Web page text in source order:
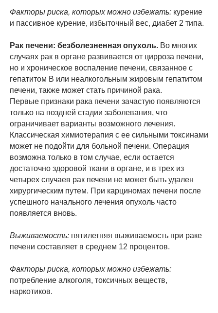
Факторы риска, которых можно избежать: курение
и пассивное курение, избыточный вес, диабет 2 типа.
Рак печени: безболезненная опухоль. Во многих
случаях рак в органе развивается от цирроза печени,
но и хроническое воспаление печени, связанное с
гепатитом В или неалкогольным жировым гепатитом
печени, также может стать причиной рака.
Первые признаки рака печени зачастую появляются
только на поздней стадии заболевания, что
ограничивает варианты возможного лечения.
Классическая химиотерапия с ее сильными токсинами
может не подойти для больной печени. Операция
возможна только в том случае, если остается
достаточно здоровой ткани в органе, и в трех из
четырех случаев рак печени не может быть удален
хирургическим путем. При карциномах печени после
успешного начального лечения опухоль часто
появляется вновь.
Выживаемость: пятилетняя выживаемость при раке
печени составляет в среднем 12 процентов.
Факторы риска, которых можно избежать:
потребление алкоголя, токсичных веществ,
наркотиков.